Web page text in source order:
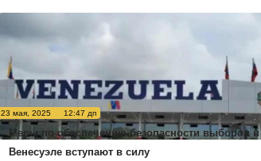
23 мая, 2025 12:47 дп
Меры по обеспечению безопасности выборов в
Венесуэле вступают в силу